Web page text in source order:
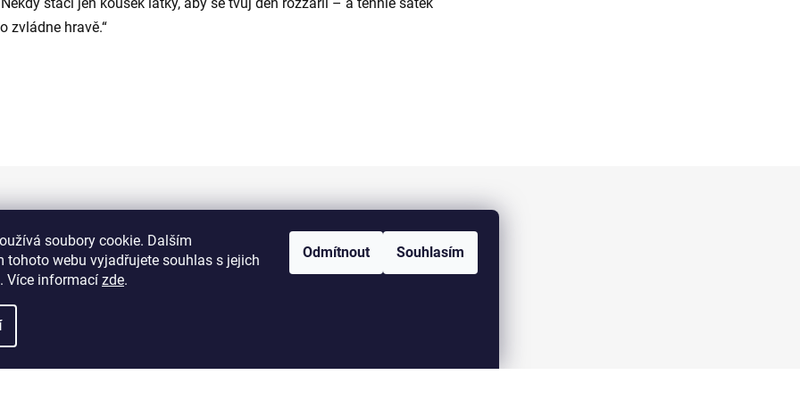
soubory cookie. Dalším
tohoto webu vyjadřujete souhlas s jejich
Více informací zde.
Odmítnout Souhlasím
zvládne hravě.“
Informace pro vás
Kontakty
Facebook